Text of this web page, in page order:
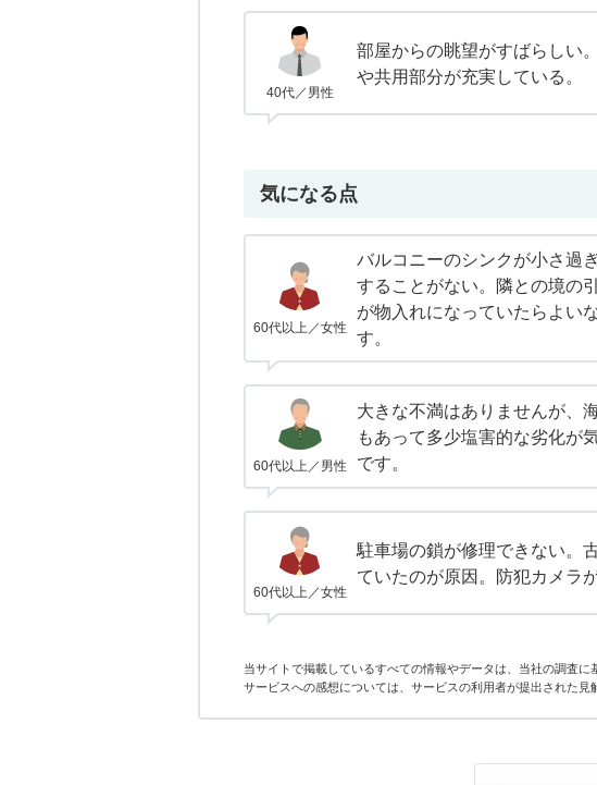
40代／男性
部屋からの眺望がすばらしい
や共用部分が充実している。
気になる点
60代以上／女性
バルコニーのシンクが小さ過
することがない。隣との境の
が物入れになっていたらよい
す。
60代以上／男性
大きな不満はありませんが、
もあって多少塩害的な劣化が
です。
60代以上／女性
駐車場の鎖が修理できない。
ていたのが原因。防犯カメラ
当サイトで掲載しているすべての情報やデータは、当社の調査に
サービスへの感想については、サービスの利用者が提出された